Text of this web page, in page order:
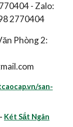
- Zalo:
2770404
Phòng 2:
san-
- Két Sắt Ngân